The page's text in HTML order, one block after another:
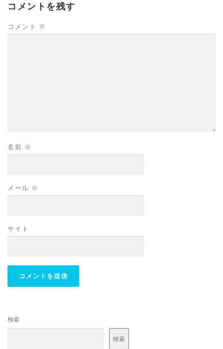
コメントを残す
コメント ※
名前 ※
メール ※
サイト
検索
検索